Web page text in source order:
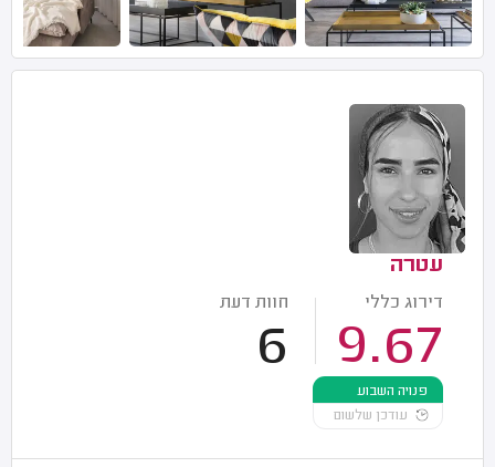
עטרה
דירוג כללי
9.67
חוות דעת
6
פנויה השבוע
עודכן שלשום